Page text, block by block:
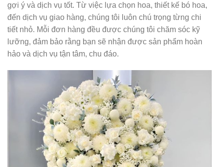
gợi ý và dịch vụ tốt. Từ việc lựa chọn hoa, thiết kế bó hoa,
đến dịch vụ giao hàng, chúng tôi luôn chú trọng từng chi
tiết nhỏ. Mỗi đơn hàng đều được chúng tôi chăm sóc kỹ
lưỡng, đảm bảo rằng bạn sẽ nhận được sản phẩm hoàn
hảo và dịch vụ tận tâm, chu đáo.